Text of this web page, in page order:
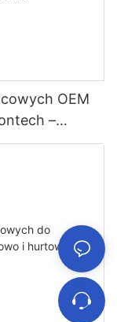
OEM
–